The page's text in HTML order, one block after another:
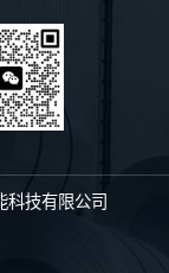
技有限公司